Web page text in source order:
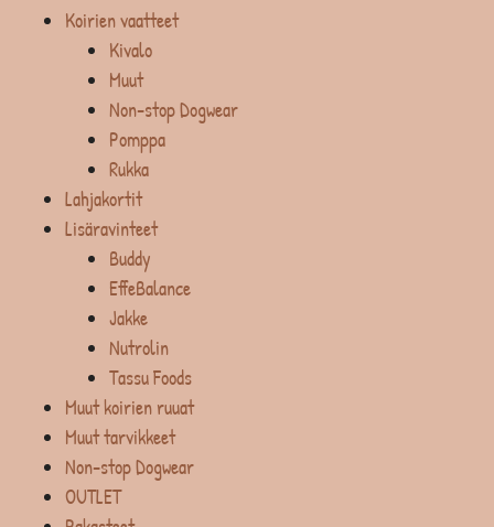
Koirien vaatteet
Kivalo
Muut
Non-stop Dogwear
Pomppa
Rukka
Lahjakortit
Lisäravinteet
Buddy
EffeBalance
Jakke
Nutrolin
Tassu Foods
Muut koirien ruuat
Muut tarvikkeet
Non-stop Dogwear
OUTLET